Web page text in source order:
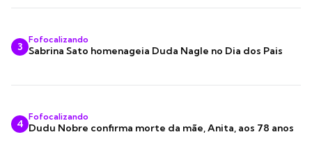
3
Fofocalizando
Sabrina Sato homenageia Duda Nagle no Dia dos Pais
4
Fofocalizando
Dudu Nobre confirma morte da mãe, Anita, aos 78 anos